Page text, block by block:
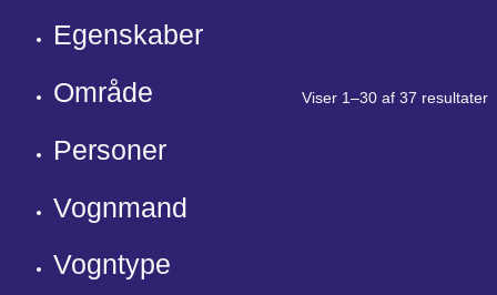
Egenskaber
Område
Personer
Vognmand
Vogntype
Viser 1–30 af 37 resultater